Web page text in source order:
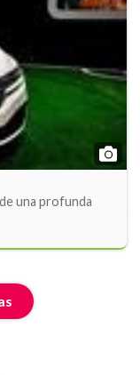
una profunda